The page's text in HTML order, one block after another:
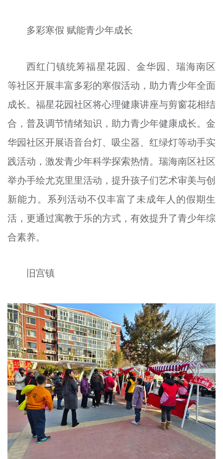
多彩寒假 赋能青少年成长
西红门镇统筹福星花园、金华园、瑞海南区
等社区开展丰富多彩的寒假活动，助力青少年全面
成长。福星花园社区将心理健康讲座与剪窗花相结
合，普及调节情绪知识，助力青少年健康成长。金
华园社区开展语音台灯、吸尘器、红绿灯等动手实
践活动，激发青少年科学探索热情。瑞海南区社区
举办手绘尤克里里活动，提升孩子们艺术审美与创
新能力。系列活动不仅丰富了未成年人的假期生
活，更通过寓教于乐的方式，有效提升了青少年综
合素养。
旧宫镇